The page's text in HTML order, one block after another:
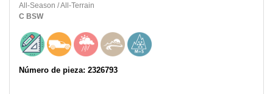
All-Season /All-Terrain
C BSW
Número de pieza: 2326793